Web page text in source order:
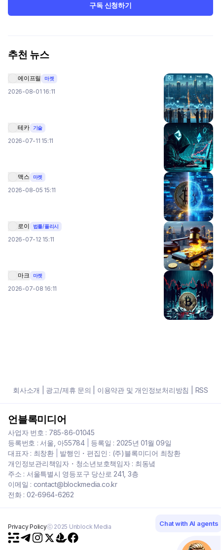
구독 신청하기
추천 뉴스
에이프릴 마켓
2026-08-01 16:11
테카 기술
2026-07-11 15:11
맥스 마켓
2026-08-05 15:11
로이 법률/폴리시
2026-07-12 15:11
마크 마켓
2026-07-08 16:11
회사소개 광고/제휴 문의 이용약관 및 개인정보처리방침 RSS
언블록미디어
사업자 번호 : 785-86-01045
등록번호 : 서울, 아55784| 등록일 : 2025년 01월 09일
대표자 : 최창환| 발행인・편집인 : (주)블록미디어 최창환
개인정보관리책임자・청소년보호책임자 : 최동녘
주소 : 서울특별시 영등포구 당산로 241, 3층
이메일 : contact@blockmedia.co.kr
전화 : 02-6964-6262
Privacy Policyⓒ 2025 Unblock Media Chat with AI agents